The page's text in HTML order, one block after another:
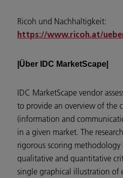
Ricoh und Nachhaltigkeit:
https://www.ricoh.at/
|Über IDC MarketScape|
IDC MarketScape vendor
to provide an overview of the
(information and
in a given market. The
rigorous scoring methodology
qualitative and quantitative
single graphical illustration of